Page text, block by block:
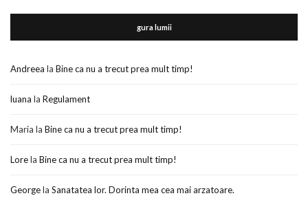
gura lumii
Andreea la Bine ca nu a trecut prea mult timp!
luana la Regulament
Maria la Bine ca nu a trecut prea mult timp!
Lorela Bine ca nu a trecut prea mult timp!
Georgela Sanatatea lor. Dorinta mea cea mai arzatoare.